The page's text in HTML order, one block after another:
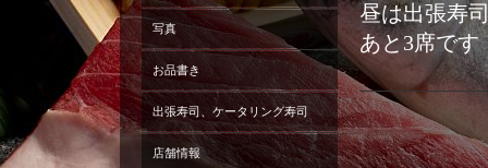
昼は出張寿
あと3席です
写真
お品書き
出張寿司、ケータリング寿司
店舗情報